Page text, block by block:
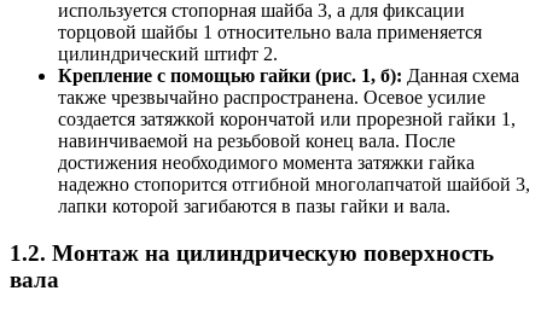
используется стопорная шайба 3, а для фиксации
торцовой шайбы 1 относительно вала применяется
цилиндрический штифт 2.
Крепление с помощью гайки (рис. 1, б): Данная схема
также чрезвычайно распространена. Осевое усилие
создается затяжкой корончатой или прорезной гайки 1,
навинчиваемой на резьбовой конец вала. После
достижения необходимого момента затяжки гайка
надежно стопорится отгибной многолапчатой шайбой 3,
лапки которой загибаются в пазы гайки и вала.
1.2. Монтаж на цилиндрическую поверхность
вала